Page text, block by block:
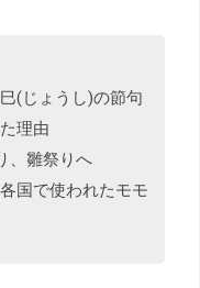
(じょうし)の節句
理由
、雛祭りへ
国で使われたモモ